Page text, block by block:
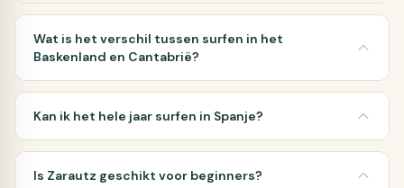
Wat is het verschil tussen surfen in het
Baskenland en Cantabrië?
Kan ik het hele jaar surfen in Spanje?
Is Zarautz geschikt voor beginners?